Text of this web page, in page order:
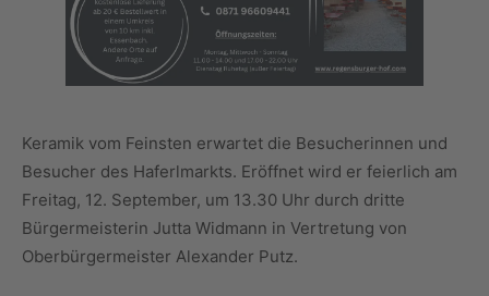
Keramik vom Feinsten erwartet die Besucherinnen und
Besucher des Haferlmarkts. Eröffnet wird er feierlich am
Freitag, 12. September, um 13.30 Uhr durch dritte
Bürgermeisterin Jutta Widmann in Vertretung von
Oberbürgermeister Alexander Putz.